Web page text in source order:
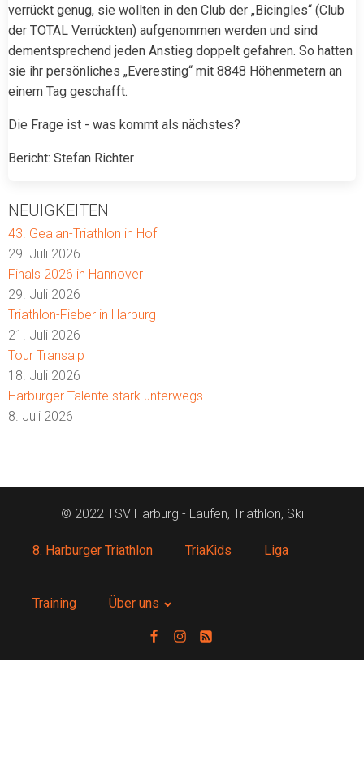
verrückt genug, sie wollten in den Club der „Bicingles“ (Club
der TOTAL Verrückten) aufgenommen werden und sind
dementsprechend jeden Anstieg doppelt gefahren. So hatten
sie ihr persönliches „Everesting“ mit 8848 Höhenmetern an
einem Tag geschafft.
Die Frage ist - was kommt als nächstes?
Bericht: Stefan Richter
NEUIGKEITEN
43. Gealan-Triathlon in Hof
29. Juli 2026
Finals 2026 in Hannover
29. Juli 2026
Triathlon-Fieber in Harburg
21. Juli 2026
Tour Transalp
18. Juli 2026
Harburger Talente stark unterwegs
8. Juli 2026
© 2022 TSV Harburg - Laufen, Triathlon, Ski
8. Harburger Triathlon TriaKids Liga
Training Über uns